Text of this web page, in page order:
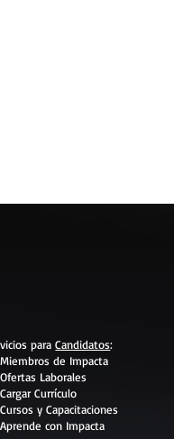
paraCandidatos:
Miembros de Impacta
Ofertas Laborales
Cargar Currículo
Cursos y Capacitaciones
Aprende con Impacta